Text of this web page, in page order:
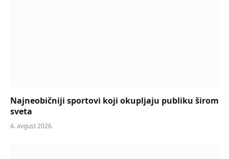
Najneobičniji sportovi koji okupljaju publiku širom
sveta
4. avgust 2026.